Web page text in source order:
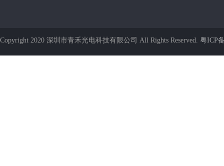
Copyright 2020 深圳市青禾光电科技有限公司 All Rights Reserved. 粤ICP